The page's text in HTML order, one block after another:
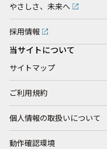
やさしさ、未来へ
採用情報
当サイトについて
サイトマップ
ご利用規約
個人情報の取扱いについて
動作確認環境